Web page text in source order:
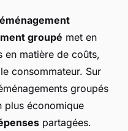
groupé met en
en matière de coûts,
consommateur. Sur
groupés
plus économique
partagées.